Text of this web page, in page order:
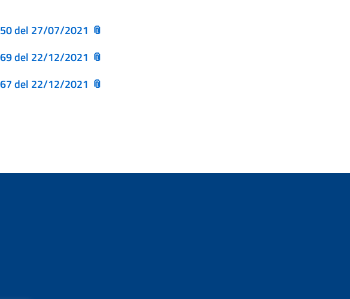
del 27/07/2021
del 22/12/2021
del 22/12/2021